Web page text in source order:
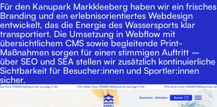
Websiteerstellung
Branding&
Design
& Referenzen
DatenschutzImpressum
Für den Kanupark Markkleeberg haben wir ein frisches
Branding und ein erlebnisorientiertes Webdesign
entwickelt, das die Energie des Wassersports klar
transportiert. Die Umsetzung in Webflow mit
übersichtlichem CMS sowie begleitende Print-
Maßnahmen sorgen für einen stimmigen Auftritt –
über SEO und SEA stellen wir zusätzlich kontinuierliche
Sichtbarkeit für Besucher:innen und Sportler:innen
sicher.